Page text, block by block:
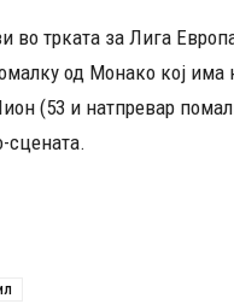
во трката за Лига
од Монако кој
(53 и натпревар
сцената.